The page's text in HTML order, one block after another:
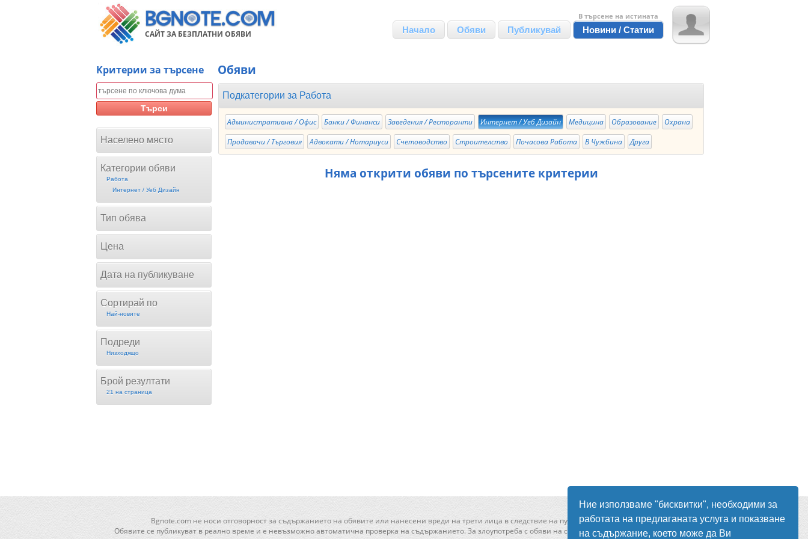
Ние използваме "бисквитки", необходими за
работата на предлаганата услуга и показване
на съдържание, което може да Ви
САЙТ ЗА БЕЗПЛАТНИ ОБЯВИ Начало Обяви Публикувай
В търсене на истината
Новини / Статии
Kритерии за търсене
Търси
Населено място
Категории обяви
Работа
Интернет / Уеб Дизайн
Тип обява
Цена
Дата на публикуване
Сортирай по
Най-новите
Подреди
Низходящо
Брой резултати
21 на страница
Обяви
Подкатегории за Работа
Административна / Офис Банки / Финанси Заведения / Ресторанти Интернет / Уеб Дизайн Медицина Образование
Охрана
Продавачи / Търговия
Адвокати / Нотариуси Счетоводство Строителство Почасова Работа В Чужбина Друга
Няма открити обяви по търсените критерии
Bgnote.com не носи отговорност за съдържанието на обявите или нанесени вреди на трети лица в следствие на публикувани в сайта обяви
Обявите се публикуват в реално време и е невъзможно автоматична проверка на съдържанието. За злоупотреба с обяви на сайта моля свържете се с нас оттук!